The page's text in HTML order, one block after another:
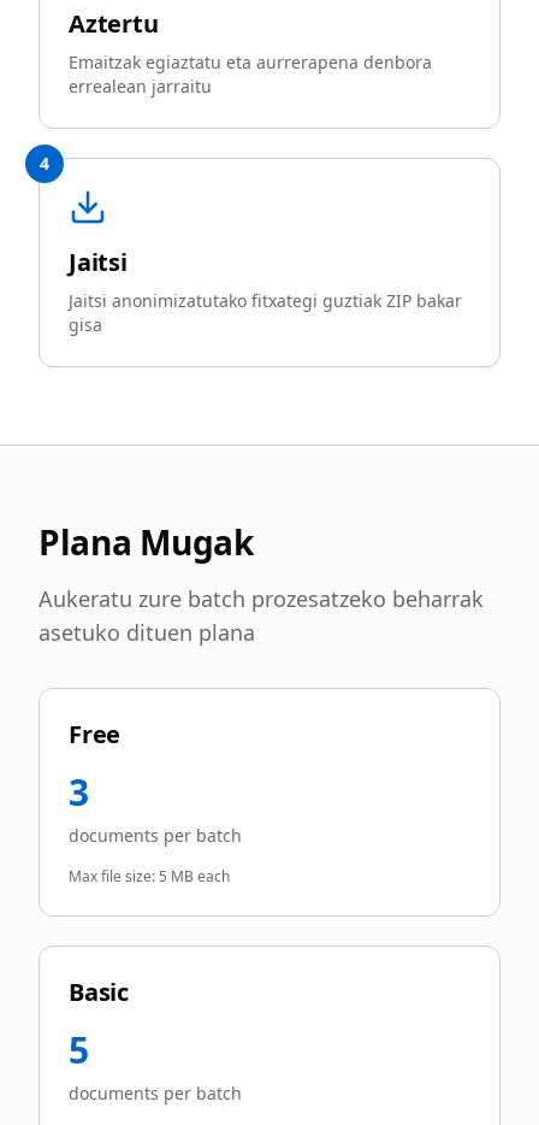
Aztertu
Emaitzak egiaztatu eta aurrerapena denbora
errealean jarraitu
4
Jaitsi
Jaitsi anonimizatutako fitxategi guztiak ZIP bakar
gisa
Plana Mugak
Aukeratu zure batch prozesatzeko beharrak
asetuko dituen plana
Free
3
documents per batch
Max file size: 5 MB each
Basic
5
documents per batch